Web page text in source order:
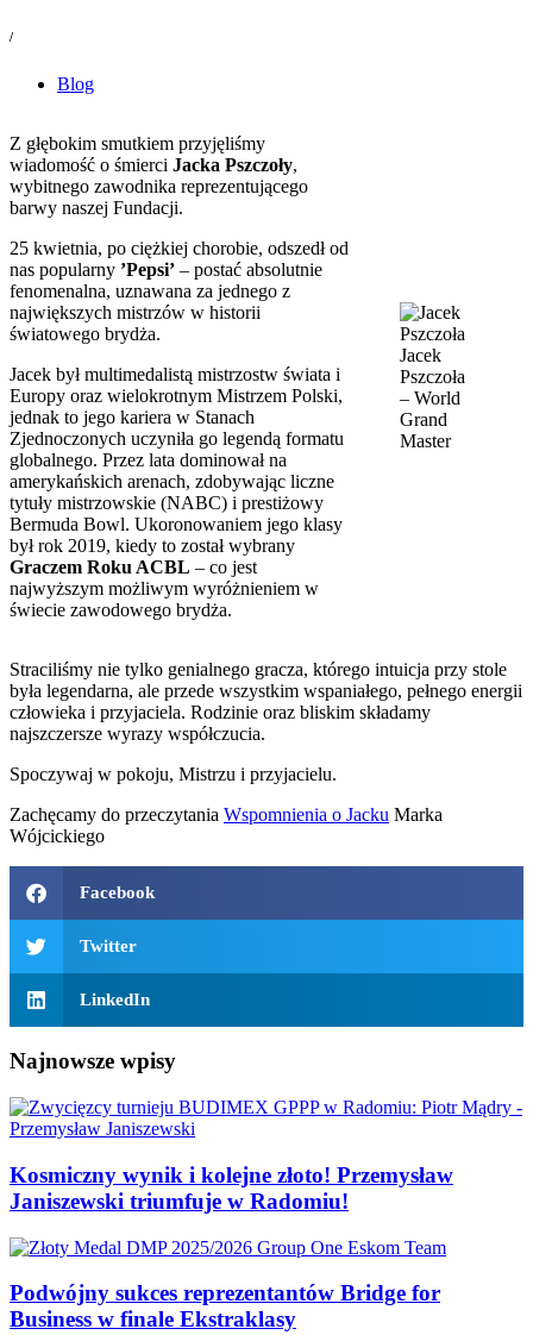
/
Blog
Z głębokim smutkiem przyjęliśmy
wiadomość o śmierci Jacka Pszczoły,
wybitnego zawodnika reprezentującego
barwy naszej Fundacji.
25 kwietnia, po ciężkiej chorobie, odszedł od
nas popularny ’Pepsi’ – postać absolutnie
fenomenalna, uznawana za jednego z
największych mistrzów w historii
światowego brydża.
Jacek był multimedalistą mistrzostw świata i
Europy oraz wielokrotnym Mistrzem Polski,
jednak to jego kariera w Stanach
Zjednoczonych uczyniła go legendą formatu
globalnego. Przez lata dominował na
amerykańskich arenach, zdobywając liczne
tytuły mistrzowskie (NABC) i prestiżowy
Bermuda Bowl. Ukoronowaniem jego klasy
był rok 2019, kiedy to został wybrany
Graczem Roku ACBL – co jest
najwyższym możliwym wyróżnieniem w
świecie zawodowego brydża.
Jacek
Pszczoła
– World
Grand
Master
Straciliśmy nie tylko genialnego gracza, którego intuicja przy stole
była legendarna, ale przede wszystkim wspaniałego, pełnego energii
człowieka i przyjaciela. Rodzinie oraz bliskim składamy
najszczersze wyrazy współczucia.
Spoczywaj w pokoju, Mistrzu i przyjacielu.
Zachęcamy do przeczytania Wspomnienia o Jacku Marka
Wójcickiego
Facebook
Twitter
LinkedIn
Najnowsze wpisy
Kosmiczny wynik i kolejne złoto! Przemysław
Janiszewski triumfuje w Radomiu!
Podwójny sukces reprezentantów Bridge for
Business w finale Ekstraklasy